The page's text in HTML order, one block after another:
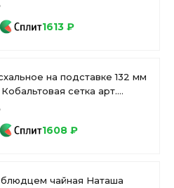
1613 ₽
на подставке 132 мм
сетка арт.
1608 ₽
чайная Наташа